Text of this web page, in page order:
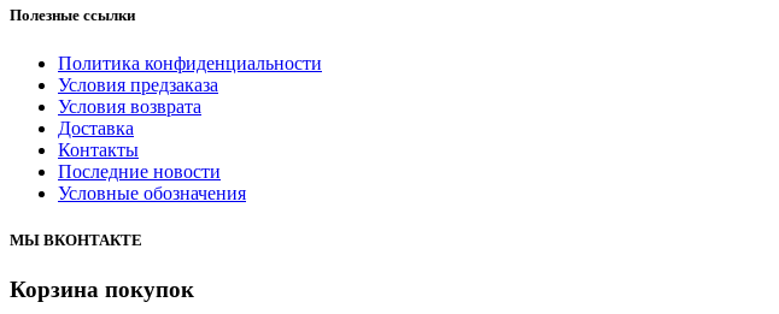
Полезные ссылки
Политика конфиденциальности
Условия предзаказа
Условия возврата
Доставка
Контакты
Последние новости
Условные обозначения
МЫ ВКОНТАКТЕ
Корзина покупок